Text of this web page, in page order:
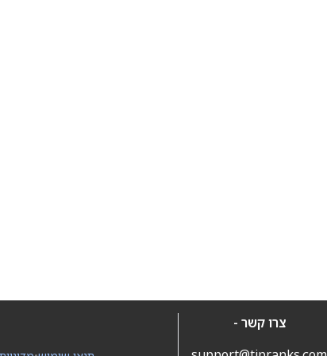
צרו קשר -